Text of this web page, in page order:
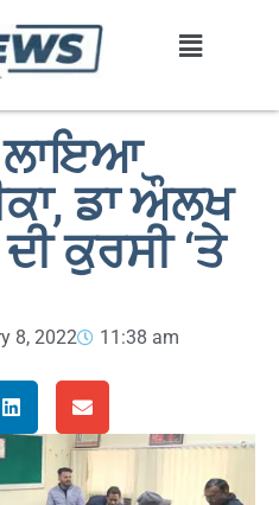
ਲਾਇਆ
ਡਾ ਔਲਖ
ਕੁਰਸੀ ‘ਤੇ
8, 2022
11:38 am